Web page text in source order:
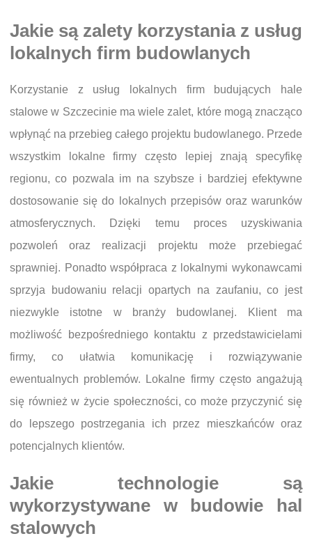
Jakie są zalety korzystania z usług
lokalnych firm budowlanych
Korzystanie z usług lokalnych firm budujących hale
stalowe w Szczecinie ma wiele zalet, które mogą znacząco
wpłynąć na przebieg całego projektu budowlanego. Przede
wszystkim lokalne firmy często lepiej znają specyfikę
regionu, co pozwala im na szybsze i bardziej efektywne
dostosowanie się do lokalnych przepisów oraz warunków
atmosferycznych. Dzięki temu proces uzyskiwania
pozwoleń oraz realizacji projektu może przebiegać
sprawniej. Ponadto współpraca z lokalnymi wykonawcami
sprzyja budowaniu relacji opartych na zaufaniu, co jest
niezwykle istotne w branży budowlanej. Klient ma
możliwość bezpośredniego kontaktu z przedstawicielami
firmy, co ułatwia komunikację i rozwiązywanie
ewentualnych problemów. Lokalne firmy często angażują
się również w życie społeczności, co może przyczynić się
do lepszego postrzegania ich przez mieszkańców oraz
potencjalnych klientów.
Jakie technologie są
wykorzystywane w budowie hal
stalowych